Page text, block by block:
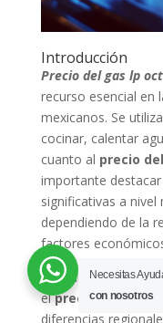
Introducción
Precio del gas lp
recurso esencial en
mexicanos. Se
cocinar, calentar
cuanto al precio
importante
significativas a
dependiendo de la
factores
Este artículo busca
elprecio del gas LP
diferencias
Necesitas
con nosotros